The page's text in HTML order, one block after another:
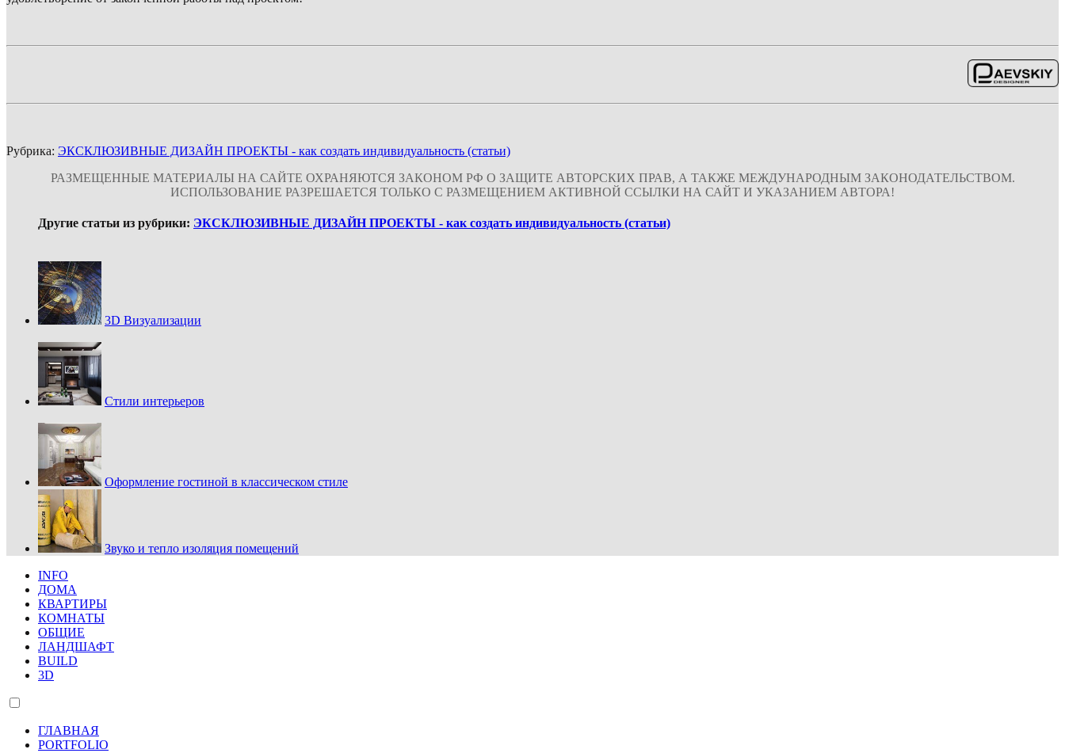
Рубрика: ЭКСКЛЮЗИВНЫЕ ДИЗАЙН ПРОЕКТЫ - как создать индивидуальность (статьи)
РАЗМЕЩЕННЫЕ МАТЕРИАЛЫ НА САЙТЕ ОХРАНЯЮТСЯ ЗАКОНОМ РФ О ЗАЩИТЕ АВТОРСКИХ ПРАВ, А ТАКЖЕ МЕЖДУНАРОДНЫМ ЗАКОНОДАТЕЛЬСТВОМ.
ИСПОЛЬЗОВАНИЕ РАЗРЕШАЕТСЯ ТОЛЬКО С РАЗМЕЩЕНИЕМ АКТИВНОЙ ССЫЛКИ НА САЙТ И УКАЗАНИЕМ АВТОРА!
Другие статьи из рубрики: ЭКСКЛЮЗИВНЫЕ ДИЗАЙН ПРОЕКТЫ - как создать индивидуальность (статьи)
3D Визуализации
Стили интерьеров
Оформление гостиной в классическом стиле
Звуко и тепло изоляция помещений
INFO
ДОМА
КВАРТИРЫ
КОМНАТЫ
ОБЩИЕ
ЛАНДШАФТ
BUILD
3D
ГЛАВНАЯ
PORTFOLIO